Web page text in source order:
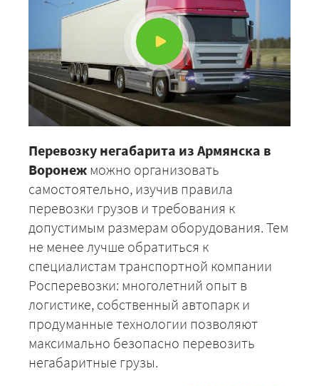
Перевозку негабарита из Армянска в
Воронеж можно организовать
самостоятельно, изучив правила
перевозки грузов и требования к
допустимым размерам оборудования. Тем
не менее лучше обратиться к
специалистам транспортной компании
Росперевозки: многолетний опыт в
логистике, собственный автопарк и
продуманные технологии позволяют
максимально безопасно перевозить
негабаритные грузы.